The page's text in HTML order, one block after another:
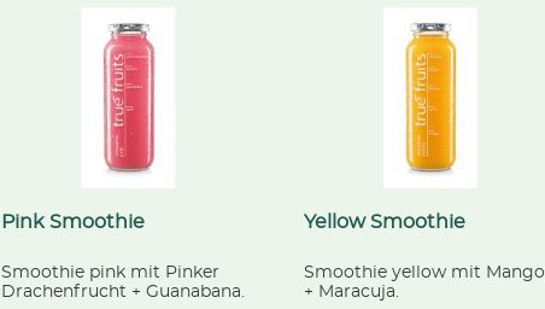
Pink Smoothie
Smoothie pink mit Pinker
Drachenfrucht + Guanabana.
Yellow Smoothie
Smoothie yellow mit Mango
+ Maracuja.